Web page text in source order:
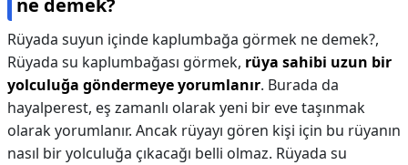
ne demek?
Rüyada suyun içinde kaplumbağa görmek ne demek?,
Rüyada su kaplumbağası görmek, rüya sahibi uzun bir
yolculuğa göndermeye yorumlanır. Burada da
hayalperest, eş zamanlı olarak yeni bir eve taşınmak
olarak yorumlanır. Ancak rüyayı gören kişi için bu rüyanın
nasıl bir yolculuğa çıkacağı belli olmaz. Rüyada su